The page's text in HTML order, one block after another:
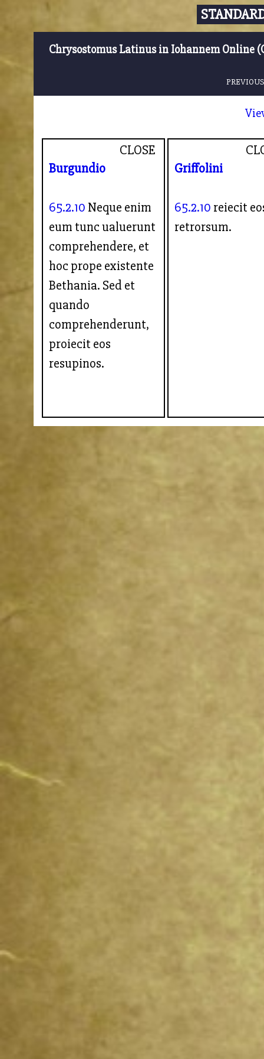
Chrysostomus Latinus in Iohannem Online
CLOSE
Burgundio
65.2.10 Neque enim
eum tunc ualuerunt
comprehendere, et
hoc prope existente
Bethania. Sed et
quando
comprehenderunt,
proiecit eos
resupinos.
Griffolini
65.2.10 reiecit
retrorsum.